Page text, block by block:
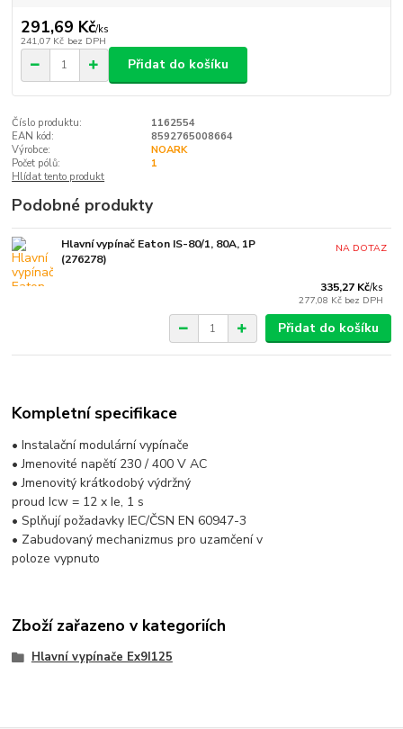
291,69 Kč/ks
241,07 Kč bez DPH
Přidat do košíku
Číslo produktu:
1162554
EAN kód:
8592765008664
Výrobce:
NOARK
Počet pólů:
1
Hlídat tento produkt
Podobné produkty
Hlavní vypínač Eaton IS-80/1, 80A, 1P
(276278)
335,27 Kč/ks
277,08 Kč bez DPH
NA DOTAZ
Přidat do košíku
Kompletní specifikace
• Instalační modulární vypínače
• Jmenovité napětí 230 / 400 V AC
• Jmenovitý krátkodobý výdržný
proud Icw = 12 x Ie, 1 s
• Splňují požadavky IEC/ČSN EN 60947-3
• Zabudovaný mechanizmus pro uzamčení v
poloze vypnuto
Zboží zařazeno v kategoriích
Hlavní vypínače Ex9I125